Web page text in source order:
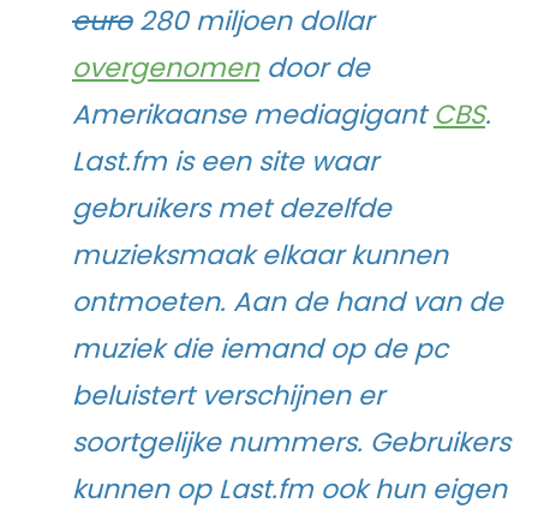
euro280 miljoen dollar
overgenomendoor de
Amerikaanse mediagigantCBS.
Last.fm is een site waar
gebruikers met dezelfde
muzieksmaak elkaar kunnen
ontmoeten. Aan de hand van de
muziek die iemand op de pc
beluistert verschijnen er
soortgelijke nummers. Gebruikers
kunnen op Last.fm ook hun eigen